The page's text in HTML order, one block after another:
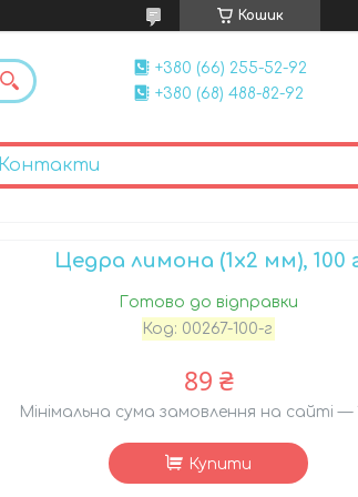
Кошик
+380 (66) 255-52-92
+380 (68) 488-82-92
Контакти
Цедра лимона (1x2 мм), 100
Готово до відправки
Код: 00267-100-г
89 ₴
Мінімальна сума замовлення на сайті —
Купити